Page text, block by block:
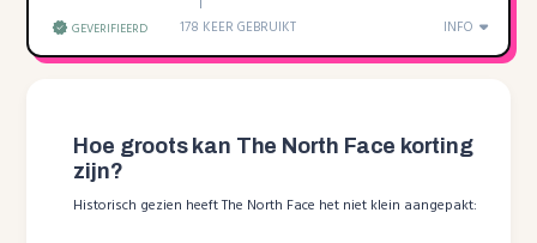
GEVERIFIEERD 178 KEER GEBRUIKT INFO
Hoe groots kan The North Face korting
zijn?
Historisch gezien heeft The North Face het niet klein aangepakt: